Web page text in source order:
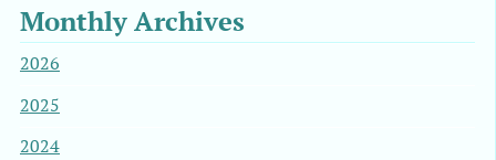
Monthly Archives
2026
2025
2024